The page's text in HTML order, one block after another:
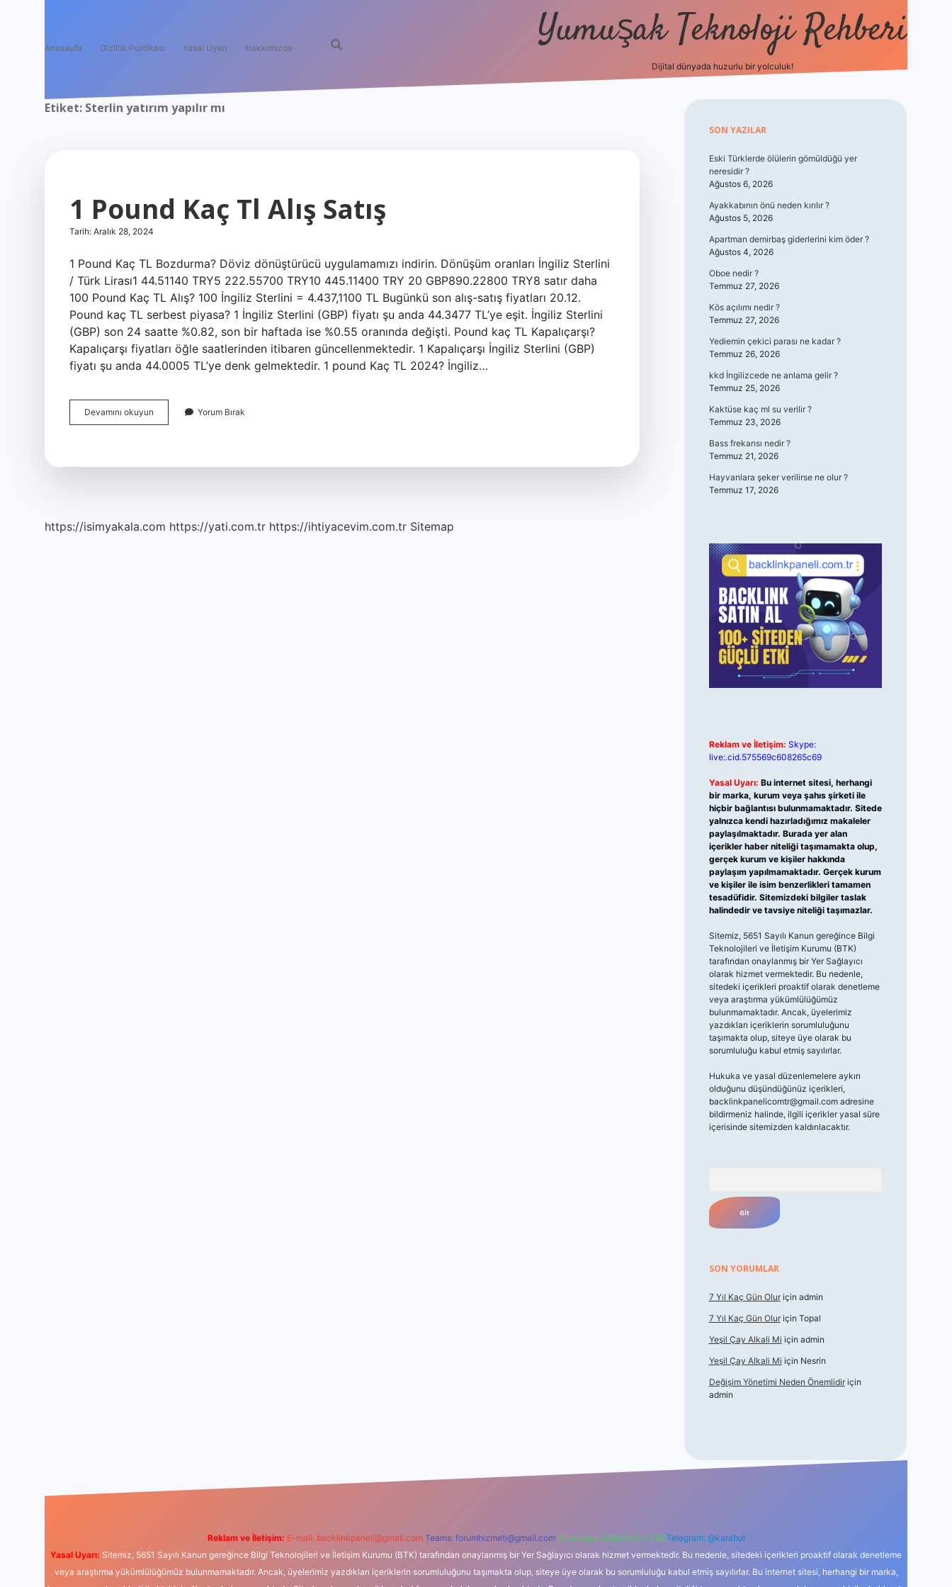
Anasayfa Gizlilik Politikası Yasal Uyarı Hakkımızda Yumuşak Teknoloji Rehberi
Dijital dünyada huzurlu bir yolculuk!
Etiket: Sterlin yatırım yapılır mı
1 Pound Kaç Tl Alış Satış
Tarih: Aralık 28, 2024
1 Pound Kaç TL Bozdurma? Döviz dönüştürücü uygulamamızı indirin. Dönüşüm oranları İngiliz Sterlini
/ Türk Lirası1 44.51140 TRY5 222.55700 TRY10 445.11400 TRY 20 GBP890.22800 TRY8 satır daha
100 Pound Kaç TL Alış? 100 İngiliz Sterlini = 4.437,1100 TL Bugünkü son alış-satış fiyatları 20.12.
Pound kaç TL serbest piyasa? 1 İngiliz Sterlini (GBP) fiyatı şu anda 44.3477 TL’ye eşit. İngiliz Sterlini
(GBP) son 24 saatte %0.82, son bir haftada ise %0.55 oranında değişti. Pound kaç TL Kapalıçarşı?
Kapalıçarşı fiyatları öğle saatlerinden itibaren güncellenmektedir. 1 Kapalıçarşı İngiliz Sterlini (GBP)
fiyatı şu anda 44.0005 TL’ye denk gelmektedir. 1 pound Kaç TL 2024? İngiliz…
Devamını okuyun
Pound
Yorum Bırak
https://isimyakala.com https://yati.com.tr https://ihtiyacevim.com.tr Sitemap
Sidebar
SON YAZILAR
Eski Türklerde ölülerin gömüldüğü yer
neresidir ?
Ağustos 6, 2026
Ayakkabının önü neden kırılır ?
Ağustos 5, 2026
Apartman demirbaş giderlerini kim öder ?
Ağustos 4, 2026
Oboe nedir ?
Temmuz 27, 2026
Kös açılımı nedir ?
Temmuz 27, 2026
Yediemin çekici parası ne kadar ?
Temmuz 26, 2026
kkd İngilizcede ne anlama gelir ?
Temmuz 25, 2026
Kaktüse kaç ml su verilir ?
Temmuz 23, 2026
Bass frekansı nedir ?
Temmuz 21, 2026
Hayvanlara şeker verilirse ne olur ?
Temmuz 17, 2026
Reklam ve İletişim: Skype:
live:.cid.575569c608265c69
Yasal Uyarı: Bu internet sitesi, herhangi
bir marka, kurum veya şahıs şirketi ile
hiçbir bağlantısı bulunmamaktadır. Sitede
yalnızca kendi hazırladığımız makaleler
paylaşılmaktadır. Burada yer alan
içerikler haber niteliği taşımamakta olup,
gerçek kurum ve kişiler hakkında
paylaşım yapılmamaktadır. Gerçek kurum
ve kişiler ile isim benzerlikleri tamamen
tesadüfidir. Sitemizdeki bilgiler taslak
halindedir ve tavsiye niteliği taşımazlar.
Sitemiz, 5651 Sayılı Kanun gereğince Bilgi
Teknolojileri ve İletişim Kurumu (BTK)
tarafından onaylanmış bir Yer Sağlayıcı
olarak hizmet vermektedir. Bu nedenle,
sitedeki içerikleri proaktif olarak denetleme
veya araştırma yükümlülüğümüz
bulunmamaktadır. Ancak, üyelerimiz
yazdıkları içeriklerin sorumluluğunu
taşımakta olup, siteye üye olarak bu
sorumluluğu kabul etmiş sayılırlar.
Hukuka ve yasal düzenlemelere aykırı
olduğunu düşündüğünüz içerikleri,
backlinkpanelicomtr@gmail.comadresine
bildirmeniz halinde, ilgili içerikler yasal süre
içerisinde sitemizden kaldırılacaktır.
SON YORUMLAR
7 Yıl Kaç Gün Oluriçin admin
7 Yıl Kaç Gün Oluriçin Topal
Yeşil Çay Alkali Mi için admin
Yeşil Çay Alkali Mi için Nesrin
Değişim Yönetimi Neden Önemlidiriçin
admin
Reklam ve İletişim: E-mail: backlinkpaneli@gmail.com Teams: forumhizmeti@gmail.com Whatsapp: 0262 606 0 726 Telegram: @karabul
Yasal Uyarı: Sitemiz, 5651 Sayılı Kanun gereğince Bilgi Teknolojileri ve İletişim Kurumu (BTK) tarafından onaylanmış bir Yer Sağlayıcı olarak hizmet vermektedir. Bu nedenle, sitedeki içerikleri proaktif olarak denetleme
veya araştırma yükümlülüğümüz bulunmamaktadır. Ancak, üyelerimiz yazdıkları içeriklerin sorumluluğunu taşımakta olup, siteye üye olarak bu sorumluluğu kabul etmiş sayılırlar. Bu internet sitesi, herhangi bir marka,